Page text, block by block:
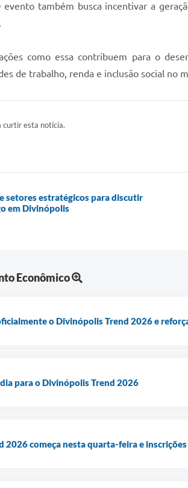
também busca incentivar a
como essa contribuem para o
de trabalho, renda e inclusão social no
curtir esta notícia.
setores estratégicos para discutir
em Divinópolis
Econômico
o Divinópolis Trend 2026 e
para o Divinópolis Trend 2026
2026 começa nesta quarta-feira e